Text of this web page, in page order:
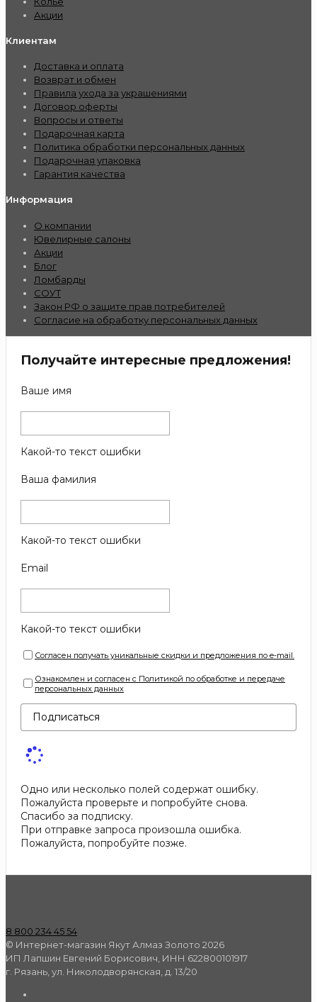
Акции
Клиентам
Доставка и оплата
Возврат и обмен
Правила ухода за украшениями
Договор оферты
Вопросы и ответы
Подарочная карта
Политика обработки персональных данных
Подарочная упаковка
Гарантия качества
Информация
О компании
Ювелирные салоны
Акции
Блог
Ломбарды
СОУТ
Закон РФ о защите прав потребителей
Согласие на обработку персональных данных
Получайте интересные предложения!
Ваше имя
Какой-то текст ошибки
Ваша фамилия
Какой-то текст ошибки
Email
Какой-то текст ошибки
Согласен получать уникальные скидки и предложения по e-mail.
Ознакомлен и согласен с Политикой по обработке и передаче
персональных данных
Подписаться
Одно или несколько полей содержат ошибку.
Пожалуйста проверьте и попробуйте снова.
Спасибо за подписку.
При отправке запроса произошла ошибка.
Пожалуйста, попробуйте позже.
8 800 234 45 54
© Интернет-магазин Якут Алмаз Золото 2026
ИП Лапшин Евгений Борисович, ИНН 622800101917
г. Рязань, ул. Николодворянская, д. 13/20